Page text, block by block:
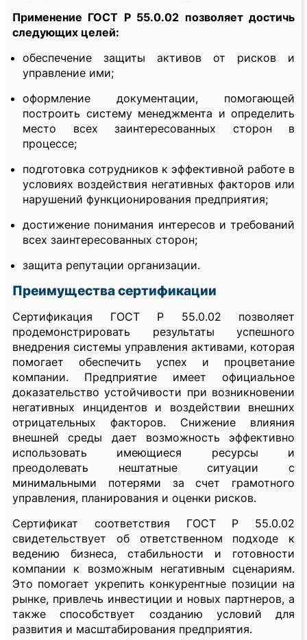
Применение ГОСТ Р 55.0.02 позволяет достичь
следующих целей:
обеспечение защиты активов от рисков и
управление ими;
оформление документации, помогающей
построить систему менеджмента и определить
место всех заинтересованных сторон в
процессе;
подготовка сотрудников к эффективной работе в
условиях воздействия негативных факторов или
нарушений функционирования предприятия;
достижение понимания интересов и требований
всех заинтересованных сторон;
защита репутации организации.
Преимущества сертификации
Сертификация ГОСТ Р 55.0.02 позволяет
продемонстрировать результаты успешного
внедрения системы управления активами, которая
помогает обеспечить успех и процветание
компании. Предприятие имеет официальное
доказательство устойчивости при возникновении
негативных инцидентов и воздействии внешних
отрицательных факторов. Снижение влияния
внешней среды дает возможность эффективно
использовать имеющиеся ресурсы и
преодолевать нештатные ситуации с
минимальными потерями за счет грамотного
управления, планирования и оценки рисков.
Сертификат соответствия ГОСТ Р 55.0.02
свидетельствует об ответственном подходе к
ведению бизнеса, стабильности и готовности
компании к возможным негативным сценариям.
Это помогает укрепить конкурентные позиции на
рынке, привлечь инвестиции и новых партнеров, а
также способствует созданию условий для
развития и масштабирования предприятия.